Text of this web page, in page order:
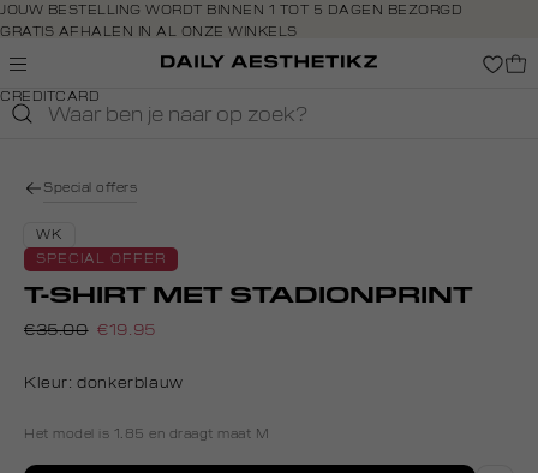
Navigeer
direct naar
de
Open de
direct
footer
JOUW BESTELLING WORDT BINNEN 1 TOT 5 DAGEN BEZORGD
GRATIS AFHALEN IN AL ONZE WINKELS
GRATIS RETOURNEREN BINNEN 14 DAGEN IN DE WINKEL
BETAAL ZOALS JIJ WILT: O.A. BANCONTACT, RIVERTY, APPLE PAY &
CREDITCARD
Special offers
WK
SPECIAL OFFER
T-SHIRT MET STADIONPRINT
€35.00 €19.95
Kleur:donkerblauw
Het model is 1.85 en draagt maat M